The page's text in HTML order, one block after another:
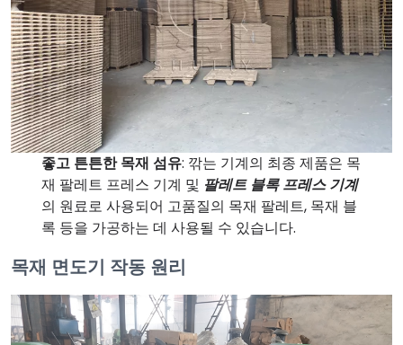
좋고 튼튼한 목재 섬유: 깎는 기계의 최종 제품은 목
재 팔레트 프레스 기계 및 팔레트 블록 프레스 기계
의 원료로 사용되어 고품질의 목재 팔레트, 목재 블
록 등을 가공하는 데 사용될 수 있습니다.
목재 면도기 작동 원리